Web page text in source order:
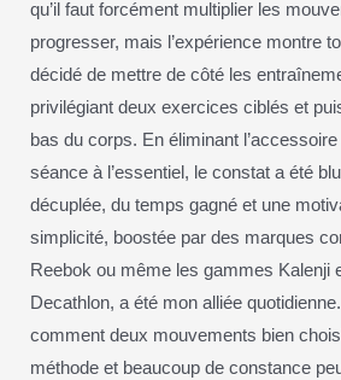
qu’il faut forcément multiplier les
progresser, mais l’expérience montre
décidé de mettre de côté les
privilégiant deux exercices ciblés et
bas du corps. En éliminant
séance à l’essentiel, le constat a été
décuplée, du temps gagné et une
simplicité, boostée par des marques
Reebok ou même les gammes Kalenji
Decathlon, a été mon alliée
comment deux mouvements bien
méthode et beaucoup de constance